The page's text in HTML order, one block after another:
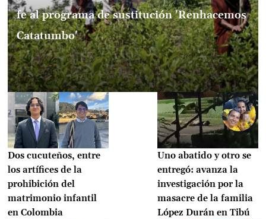
fe al programa de sustitución 'Renhacemos
Catatumbo'
Dos cucuteños, entre
los artífices de la
prohibición del
matrimonio infantil
en Colombia
Uno abatido y otro se
entregó: avanza la
investigación por la
masacre de la familia
López Durán en Tibú